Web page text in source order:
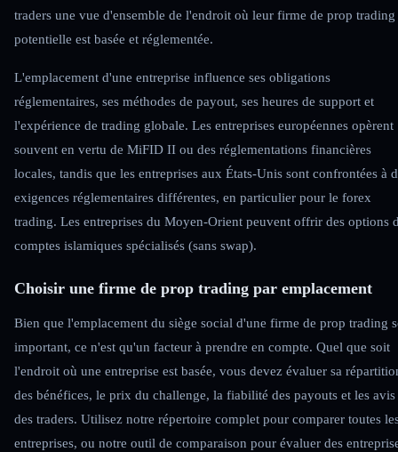
traders une vue d'ensemble de l'endroit où leur firme de prop trading
potentielle est basée et réglementée.
L'emplacement d'une entreprise influence ses obligations
réglementaires, ses méthodes de payout, ses heures de support et
l'expérience de trading globale. Les entreprises européennes opèrent
souvent en vertu de MiFID II ou des réglementations financières
locales, tandis que les entreprises aux États-Unis sont confrontées à
exigences réglementaires différentes, en particulier pour le forex
trading. Les entreprises du Moyen-Orient peuvent offrir des options
comptes islamiques spécialisés (sans swap).
Choisir une firme de prop trading par emplacement
Bien que l'emplacement du siège social d'une firme de prop trading
important, ce n'est qu'un facteur à prendre en compte. Quel que soit
l'endroit où une entreprise est basée, vous devez évaluer sa
des bénéfices, le prix du challenge, la fiabilité des payouts et les avis
des traders. Utilisez notre répertoire complet pour comparer toutes
entreprises, ou notre outil de comparaison pour évaluer des